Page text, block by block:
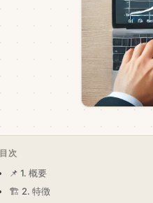
目次
📌 1. 概要
🏗️ 2. 特徴